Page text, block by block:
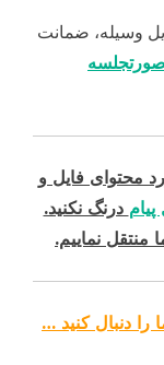
وسیله، ضمانت
صورتجلسه
محتوای فایل و
درنگ نکنید.
نماییم.
را دنبال کنید …